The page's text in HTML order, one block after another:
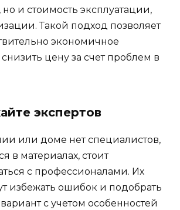
и стоимость эксплуатации,
Такой подход позволяет
экономичное
цену за счет проблем в
экспертов
или доме нет специалистов,
в материалах, стоит
с профессионалами. Их
избежать ошибок и подобрать
с учетом особенностей